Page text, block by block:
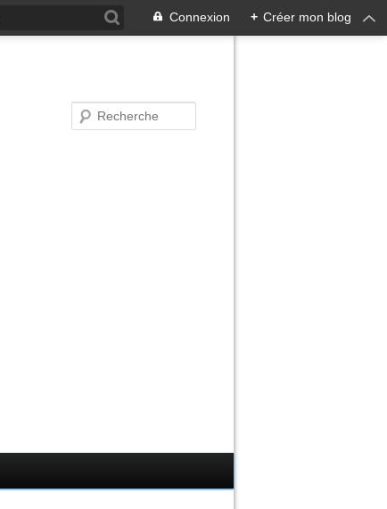
Connexion + Créer mon blog